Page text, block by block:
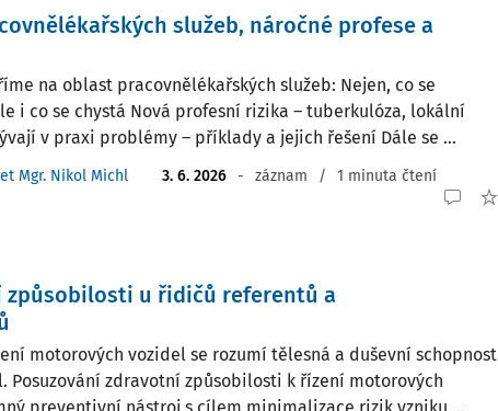
služeb, náročné profese a
na oblast pracovnělékařských služeb: Nejen, co se
i co se chystá Nová profesní rizika – tuberkulóza, lokální
v praxi problémy – příklady a jejich řešení Dále se ...
et Mgr. Nikol Michl 3. 6. 2026 - záznam / 1 minuta čtení
způsobilosti u řidičů referentů a
motorových vozidel se rozumí tělesná a duševní schopnost
Posuzování zdravotní způsobilosti k řízení motorových